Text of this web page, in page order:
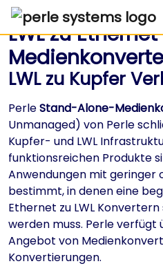
LWL zu Ethernet
LWL zu Kupfer
PerleStand-Alone-
Unmanaged) von Perle
Kupfer- und LWL
funktionsreichen Produkte
Anwendungen mit
bestimmt, in denen eine
Ethernet zu LWL
werden muss. Perle
Angebot von
Konvertierungen.